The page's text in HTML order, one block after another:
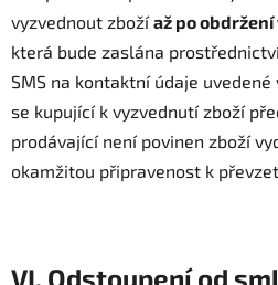
vyzvednout zbožíaž po
která bude zaslána
SMS na kontaktní údaje
se kupující k vyzvednutí zboží
prodávající není povinen zboží
okamžitou připravenost k
VI. Odstoupení od